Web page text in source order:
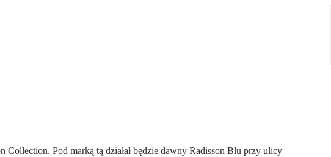
Pod marką tą działał będzie dawny Radisson Blu przy ulicy